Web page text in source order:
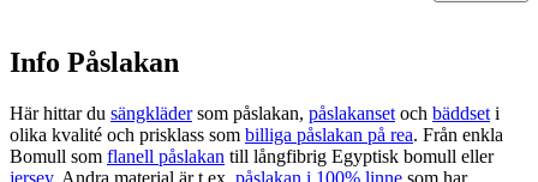
Info Påslakan
Här hittar du sängklädersom påslakan, påslakanset och bäddset i
olika kvalité och prisklass som billiga påslakan på rea. Från enkla
Bomull som flanell påslakan till långfibrig Egyptisk bomull eller